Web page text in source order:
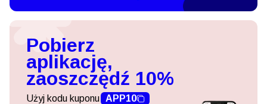
Pobierz
aplikację,
zaoszczędź 10%
Użyj kodu kuponu APP10